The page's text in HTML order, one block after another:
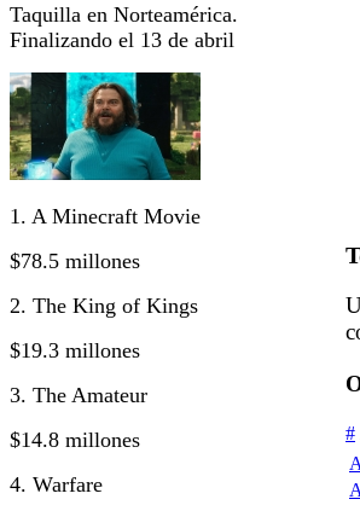
Taquilla en Norteamérica.
Finalizando el 13 de abril
1. A Minecraft Movie
$78.5 millones
2. The King of Kings
$19.3 millones
3. The Amateur
$14.8 millones
4. Warfare
#